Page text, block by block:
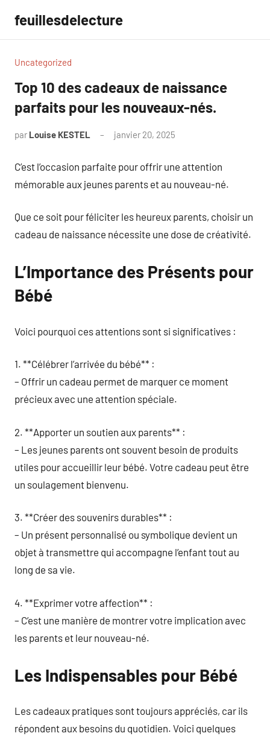
contenu
feuillesdelecture
Uncategorized
Top 10 des cadeaux de naissance
parfaits pour les nouveaux-nés.
par Louise KESTEL janvier 20, 2025
C’est l’occasion parfaite pour offrir une attention
mémorable aux jeunes parents et au nouveau-né.
Que ce soit pour féliciter les heureux parents, choisir un
cadeau de naissance nécessite une dose de créativité.
L’Importance des Présents pour
Bébé
Voici pourquoi ces attentions sont si significatives :
1. **Célébrer l’arrivée du bébé** :
– Offrir un cadeau permet de marquer ce moment
précieux avec une attention spéciale.
2. **Apporter un soutien aux parents** :
– Les jeunes parents ont souvent besoin de produits
utiles pour accueillir leur bébé. Votre cadeau peut être
un soulagement bienvenu.
3. **Créer des souvenirs durables** :
– Un présent personnalisé ou symbolique devient un
objet à transmettre qui accompagne l’enfant tout au
long de sa vie.
4. **Exprimer votre affection** :
– C’est une manière de montrer votre implication avec
les parents et leur nouveau-né.
Les Indispensables pour Bébé
Les cadeaux pratiques sont toujours appréciés, car ils
répondent aux besoins du quotidien. Voici quelques